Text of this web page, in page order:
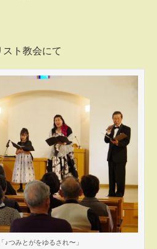
ト教会にて
♪つみとがをゆるされ〜」